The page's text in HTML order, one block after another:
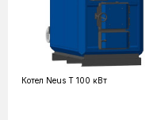
Котел Neus T 100 кВт